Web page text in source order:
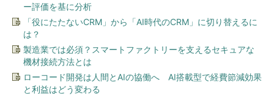
ー評価を基に分析
「役にたたないCRM」から「AI時代のCRM」に切り替えるに
は？
製造業では必須？スマートファクトリーを支えるセキュアな
機材接続方法とは
ローコード開発は人間とAIの協働へ AI搭載型で経費節減効果
と利益はどう変わる